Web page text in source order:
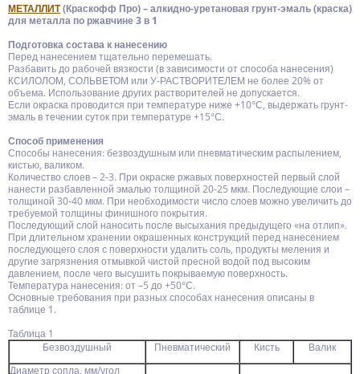
МЕТАЛЛИТ(Краскофф Про) – алкидно-уретановая грунт-эмаль (краска)
для металла по ржавчине 3 в 1
Подготовка состава к нанесению
Перед нанесением тщательно перемешать.
Разбавить до рабочей вязкости (в зависимости от способа нанесения)
КСИЛОЛОМ, СОЛЬВЕТОМ или У-РАСТВОРИТЕЛЕМ не более 20% от
объема. Использование других растворителей не допускается.
Если окраска проводится при температуре ниже +10°С, выдержать грунт-
эмаль в течении суток при температуре +15°С.
Способ применения
Способы нанесения: безвоздушным или пневматическим распылением,
кистью, валиком.
Количество слоев – 2-3. При окраске ржавых поверхностей первый слой
нанести разбавленной эмалью толщиной 20-25 мкм. Последующие слои –
толщиной 30-40 мкм. При необходимости число слоев можно увеличить до
требуемой толщины финишного покрытия.
Последующий слой наносить после высыхания предыдущего «на отлип».
При длительном хранении окрашенных конструкций перед нанесением
последующего слоя с поверхности удалить соль, продукты меления и
другие загрязнения отмывкой чистой пресной водой под высоким
давлением, после чего высушить покрываемую поверхность.
Температура нанесения: от –5 до +50°С.
Основные требования при разных способах нанесения описаны в
таблице 1.
Таблица 1
Безвоздушный
Пневматический Кисть
Валик
Диаметр сопла, мм/угол